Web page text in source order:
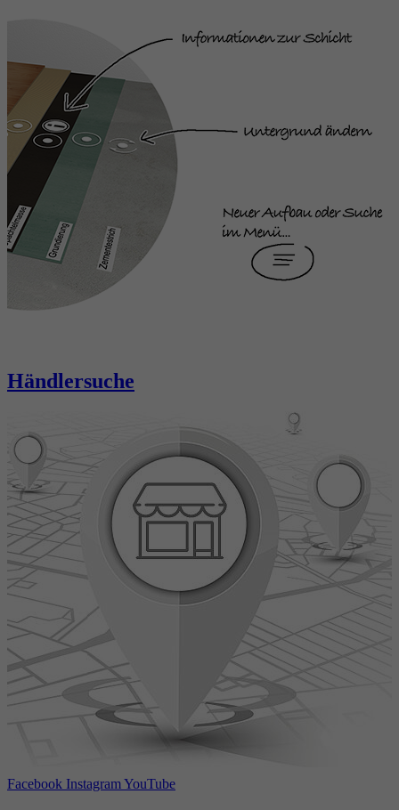
Händlersuche
Facebook InstagramYouTube